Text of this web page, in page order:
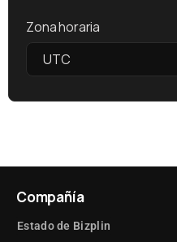
Zona horaria
UTC
Compañía
Estado de Bizplin